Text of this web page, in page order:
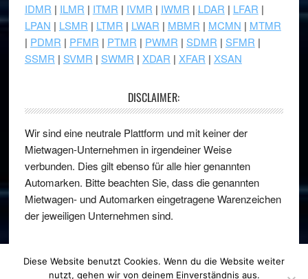
IDMR | ILMR | ITMR | IVMR | IWMR | LDAR | LFAR |
LPAN | LSMR | LTMR | LWAR | MBMR | MCMN | MTMR
| PDMR | PFMR | PTMR | PWMR | SDMR | SFMR |
SSMR | SVMR | SWMR | XDAR | XFAR | XSAN
DISCLAIMER:
Wir sind eine neutrale Plattform und mit keiner der
Mietwagen-Unternehmen in irgendeiner Weise
verbunden. Dies gilt ebenso für alle hier genannten
Automarken. Bitte beachten Sie, dass die genannten
Mietwagen- und Automarken eingetragene Warenzeichen
der jeweiligen Unternehmen sind.
Diese Website benutzt Cookies. Wenn du die Website weiter
nutzt, gehen wir von deinem Einverständnis aus.